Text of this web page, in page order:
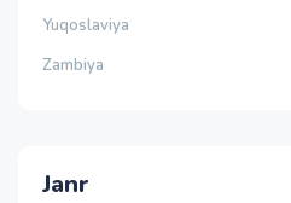
Yuqoslaviya
Zambiya
Janr